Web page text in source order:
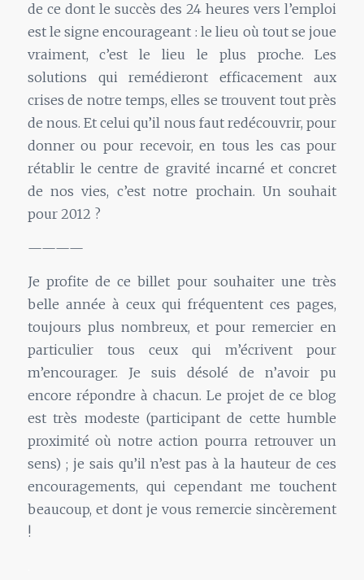
de ce dont le succès des 24 heures vers l’emploi
est le signe encourageant : le lieu où tout se joue
vraiment, c’est le lieu le plus proche. Les
solutions qui remédieront efficacement aux
crises de notre temps, elles se trouvent tout près
de nous. Et celui qu’il nous faut redécouvrir, pour
donner ou pour recevoir, en tous les cas pour
rétablir le centre de gravité incarné et concret
de nos vies, c’est notre prochain. Un souhait
pour 2012 ?
————
Je profite de ce billet pour souhaiter une très
belle année à ceux qui fréquentent ces pages,
toujours plus nombreux, et pour remercier en
particulier tous ceux qui m’écrivent pour
m’encourager. Je suis désolé de n’avoir pu
encore répondre à chacun. Le projet de ce blog
est très modeste (participant de cette humble
proximité où notre action pourra retrouver un
sens) ; je sais qu’il n’est pas à la hauteur de ces
encouragements, qui cependant me touchent
beaucoup, et dont je vous remercie sincèrement
!